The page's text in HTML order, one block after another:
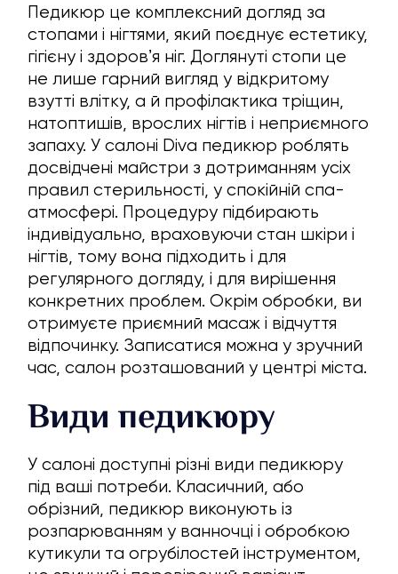
Педикюр це комплексний догляд за
стопами і нігтями, який поєднує естетику,
гігієну і здоровʼя ніг. Доглянуті стопи це
не лише гарний вигляд у відкритому
взутті влітку, а й профілактика тріщин,
натоптишів, врослих нігтів і неприємного
запаху. У салоні Diva педикюр роблять
досвідчені майстри з дотриманням усіх
правил стерильності, у спокійній спа-
атмосфері. Процедуру підбирають
індивідуально, враховуючи стан шкіри і
нігтів, тому вона підходить і для
регулярного догляду, і для вирішення
конкретних проблем. Окрім обробки, ви
отримуєте приємний масаж і відчуття
відпочинку. Записатися можна у зручний
час, салон розташований у центрі міста.
Види педикюру
У салоні доступні різні види педикюру
під ваші потреби. Класичний, або
обрізний, педикюр виконують із
розпарюванням у ванночці і обробкою
кутикули та огрубілостей інструментом,